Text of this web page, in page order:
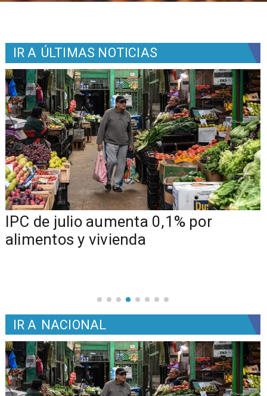
IR A ÚLTIMAS NOTICIAS
IPC de julio aumenta 0,1% por
alimentos y vivienda
IR A NACIONAL